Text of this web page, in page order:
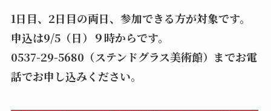
1日目、2日目の両日、参加できる方が対象です。
申込は9/5（日）９時からです。
0537-29-5680（ステンドグラス美術館）までお電
話でお申し込みください。